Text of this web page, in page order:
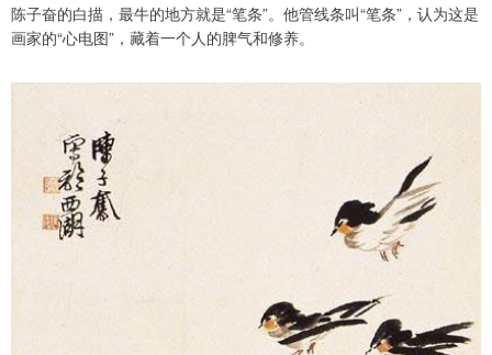
陈子奋的白描，最牛的地方就是“笔条”。他管线条叫“笔条”，认为这是
画家的“心电图”，藏着一个人的脾气和修养。